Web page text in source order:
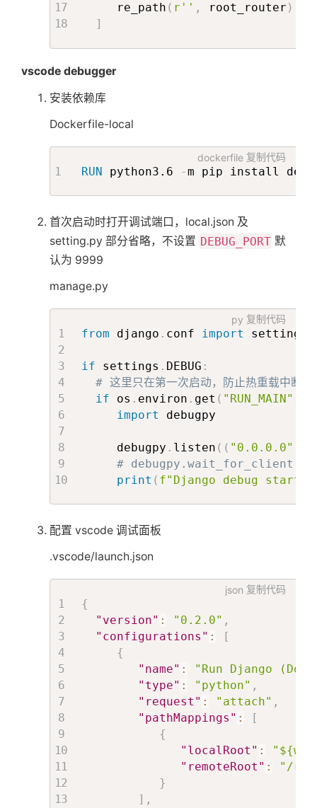
首
页
标
签
关
于
索
# https://gitlab.com/
# 默认值 None 告诉
# mongo toolbar 每个操作的最大
if DEBUG
     re_path
( r'' , root_router )
]
vscode debugger
安装依赖库
Dockerfile-local
dockerfile 复制代码
RUN python3.6 -m pip install
首次启动时打开调试端口，local.json 及
setting.py 部分省略，不设置 DEBUG_PORT 默
认为 9999
manage.py
py 复制代码
from django . conf import settings
if settings . DEBUG :
# 这里只在第一次启动，防止热重载中断
if os . environ . get ( "RUN_MAIN"
import
debugpy
     debugpy
. listen ( ( "0.0.0.0"
# debugpy.wait_for_client()
print ( f"Django debug
配置 vscode 调试面板
.vscode/launch.json
json 复制代码
{
"version" : "0.2.0" ,
"configurations" :
[
{
"name" :
"Run Django
"type" : "python" ,
"request" : "attach" ,
"pathMappings" :
[
{
"localRoot" :
"remoteRoot" :
"/
}
] ,